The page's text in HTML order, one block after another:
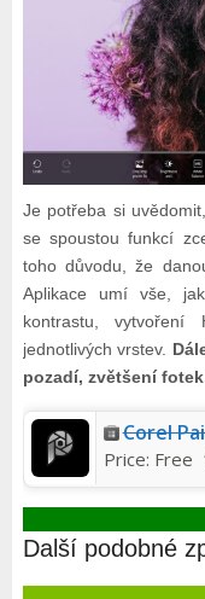
Je potřeba si
se spoustou funkcí
toho důvodu, že
Aplikace umí vše,
kontrastu,
jednotlivých vrstev.
pozadí, zvětšení
Corel
Price: Free
Další podobné